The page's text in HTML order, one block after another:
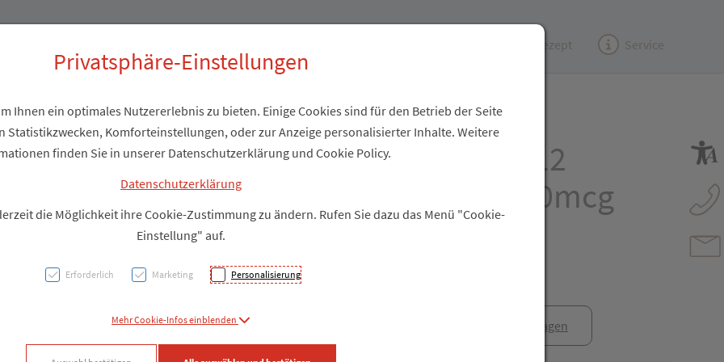
(e)Rezept Service
BjökoVit Vitamin B12
Lutschtabletten 500mcg
vegan
PZN: 5174615
Rezept anfragen
Privatsphäre-Einstellungen
Ihnen ein optimales Nutzererlebnis zu bieten. Einige Cookies sind für den Betrieb der Seite
Statistikzwecken, Komforteinstellungen, oder zur Anzeige personalisierter Inhalte. Weitere
finden Sie in unserer Datenschutzerklärung und Cookie Policy.
Datenschutzerklärung
die Möglichkeit ihre Cookie-Zustimmung zu ändern. Rufen Sie dazu das Menü "Cookie-
Einstellung" auf.
Erforderlich Marketing Personalisierung
Mehr Cookie-Infos einblenden